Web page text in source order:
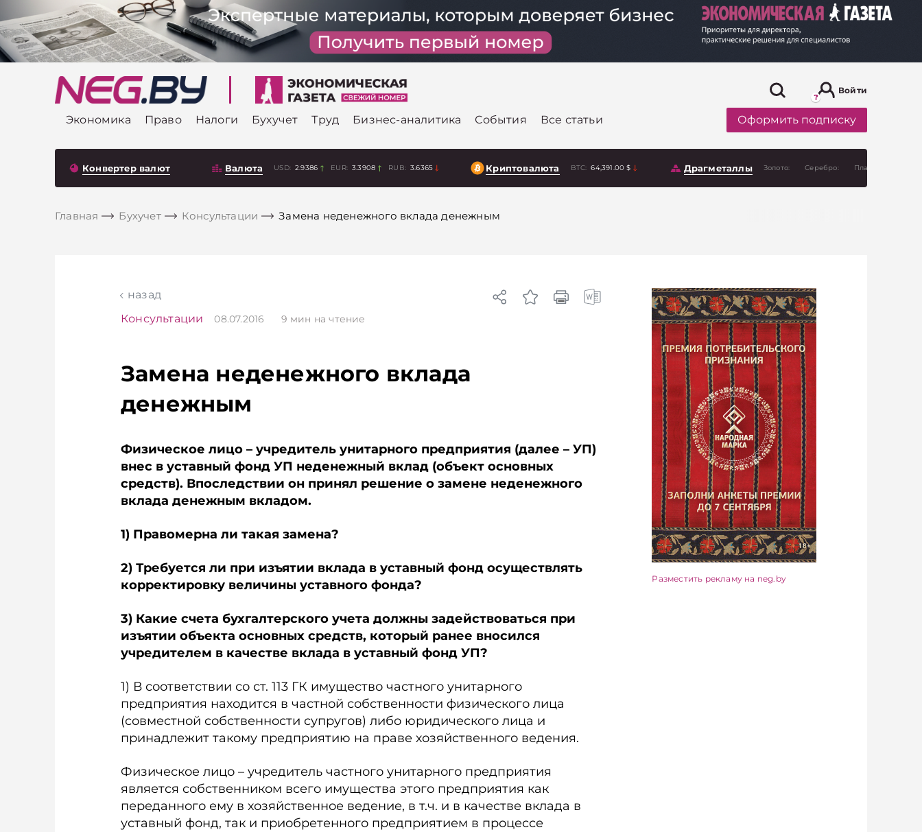
Войти
Экономика Право Налоги Бухучет Труд Бизнес-аналитика События Все статьи Оформить подписку
Конвертер валют Валюта USD: 2.9386 EUR: 3.3908 RUB: 3.6365 Криптовалюта BTC: 64,391.00 $ Драгметаллы Золото: Серебро: Платина:
Главная Бухучет Консультации Замена неденежного вклада денежным
назад
Консультации
08.07.2016 9 мин на чтение
Замена неденежного вклада
денежным
Физическое лицо – учредитель унитарного предприятия (далее – УП)
внес в уставный фонд УП неденежный вклад (объект основных
средств). Впоследствии он принял решение о замене неденежного
вклада денежным вкладом.
1) Правомерна ли такая замена?
2) Требуется ли при изъятии вклада в уставный фонд осуществлять
корректировку величины уставного фонда?
3) Какие счета бухгалтерского учета должны задействоваться при
изъятии объекта основных средств, который ранее вносился
учредителем в качестве вклада в уставный фонд УП?
1) В соответствии со ст. 113 ГК имущество частного унитарного
предприятия находится в частной собственности физического лица
(совместной собственности супругов) либо юридического лица и
принадлежит такому предприятию на праве хозяйственного ведения.
Физическое лицо – учредитель частного унитарного предприятия
является собственником всего имущества этого предприятия как
переданного ему в хозяйственное ведение, в т.ч. и в качестве вклада в
уставный фонд, так и приобретенного предприятием в процессе
Разместить рекламу на neg.by